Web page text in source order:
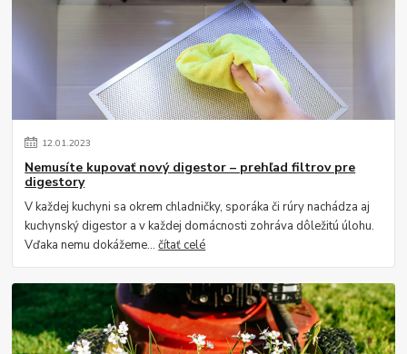
12.01.2023
Nemusíte kupovať nový digestor – prehľad filtrov pre
digestory
V každej kuchyni sa okrem chladničky, sporáka či rúry nachádza aj
kuchynský digestor a v každej domácnosti zohráva dôležitú úlohu.
Vďaka nemu dokážeme...čítať celé